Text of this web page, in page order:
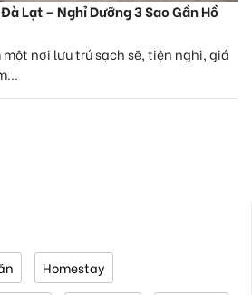
Lạt – Nghỉ Dưỡng 3 Sao Gần Hồ
nơi lưu trú sạch sẽ, tiện nghi, giá
Homestay